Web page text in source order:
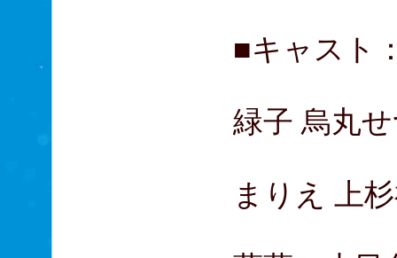
■キャスト
緑子 烏丸
まりえ 上